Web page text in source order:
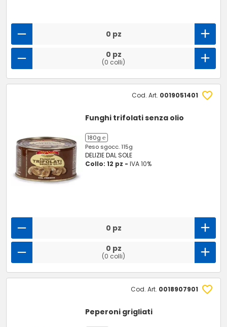
0 pz
0 pz
(0 colli)
Cod. Art. 0019051401
Funghi trifolati senza olio
180g ℮
Peso sgocc. 115g
DELIZIE DAL SOLE
Collo: 12 pz -IVA 10%
0 pz
0 pz
(0 colli)
Cod. Art. 0018907901
Peperoni grigliati